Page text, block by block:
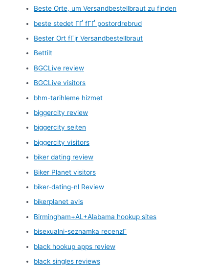
Beste Orte, um Versandbestellbraut zu finden
beste stedet ГҐ fГҐ postordrebrud
Bester Ort fГјr Versandbestellbraut
Bettilt
BGCLive review
BGCLive visitors
bhm-tarihleme hizmet
biggercity review
biggercity seiten
biggercity visitors
biker dating review
Biker Planet visitors
biker-dating-nl Review
bikerplanet avis
Birmingham+AL+Alabama hookup sites
bisexualni-seznamka recenzГ­
black hookup apps review
black singles reviews